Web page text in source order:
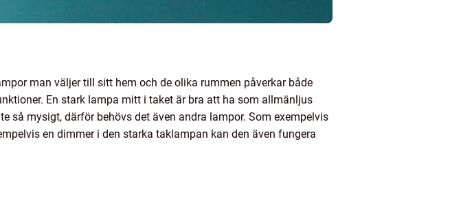
man väljer till sitt hem och de olika rummen påverkar både
En stark lampa mitt i taket är bra att ha som allmänljus
så mysigt, därför behövs det även andra lampor. Som exempelvis
en dimmer i den starka taklampan kan den även fungera